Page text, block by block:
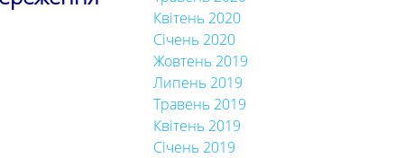
Квітень 2020
Січень 2020
Жовтень 2019
Липень 2019
Травень 2019
Квітень 2019
Січень 2019